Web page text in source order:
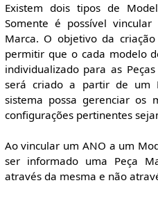
Existem dois tipos de
Somente é possível
Marca. O objetivo da
permitir que o cada modelo
individualizado para as
será criado a partir de um
sistema possa gerenciar os
configurações pertinentes
Ao vincular um ANO a um
ser informado uma Peça
através da mesma e não